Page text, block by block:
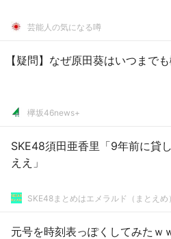
芸能人の気になる噂
【疑問】なぜ原田葵はいつまで
欅坂46news+
SKE48須田亜香里「9年前に貸
ええ」
SKE48まとめはエメラルド（まとえめ）
元号を時刻表っぽくしてみたｗ